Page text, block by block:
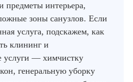
предметы интерьера,
зоны санузлов. Если
услуга, подскажем, как
клининг и
услуги — химчистку
генеральную уборку